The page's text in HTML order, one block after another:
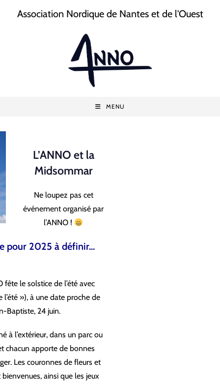
Association Nordique de Nantes et de l'Ouest
MENU
L’ANNO et la
Midsommar
Ne loupez pas cet
événement organisé par
l’ANNO !
pour 2025 à définir…
fête le solstice de l’été avec
»), à une date proche de
Baptiste, 24 juin.
à l’extérieur, dans un parc ou
chacun apporte de bonnes
Les couronnes de fleurs et
ainsi que les jeux